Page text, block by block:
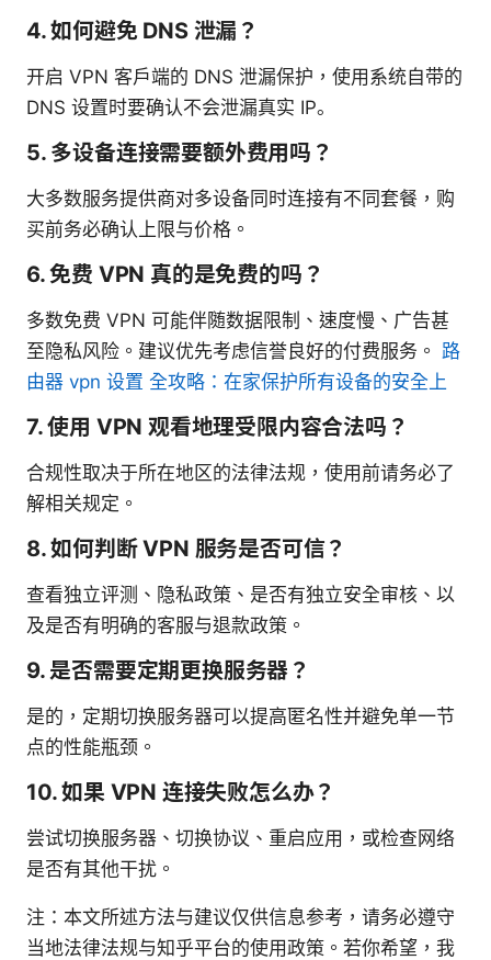
4. 如何避免 DNS 泄漏？
开启 VPN 客户端的 DNS 泄漏保护，使用系统自带的
DNS 设置时要确认不会泄漏真实 IP。
5. 多设备连接需要额外费用吗？
大多数服务提供商对多设备同时连接有不同套餐，购
买前务必确认上限与价格。
6. 免费 VPN 真的是免费的吗？
多数免费 VPN 可能伴随数据限制、速度慢、广告甚
至隐私风险。建议优先考虑信誉良好的付费服务。 路
由器 vpn 设置 全攻略：在家保护所有设备的安全上
7. 使用 VPN 观看地理受限内容合法吗？
合规性取决于所在地区的法律法规，使用前请务必了
解相关规定。
8. 如何判断 VPN 服务是否可信？
查看独立评测、隐私政策、是否有独立安全审核、以
及是否有明确的客服与退款政策。
9. 是否需要定期更换服务器？
是的，定期切换服务器可以提高匿名性并避免单一节
点的性能瓶颈。
10. 如果 VPN 连接失败怎么办？
尝试切换服务器、切换协议、重启应用，或检查网络
是否有其他干扰。
注：本文所述方法与建议仅供信息参考，请务必遵守
当地法律法规与知乎平台的使用政策。若你希望，我